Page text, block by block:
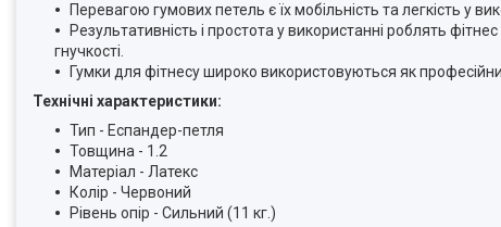
Перевагою гумових петель є їх мобільність та легкість у
Результативність і простота у використанні роблять
гнучкості.
Гумки для фітнесу широко використовуються як
Технічні характеристики:
Тип - Еспандер-петля
Товщина - 1.2
Матеріал - Латекс
Колір - Червоний
Рівень опір - Сильний (11 кг.)